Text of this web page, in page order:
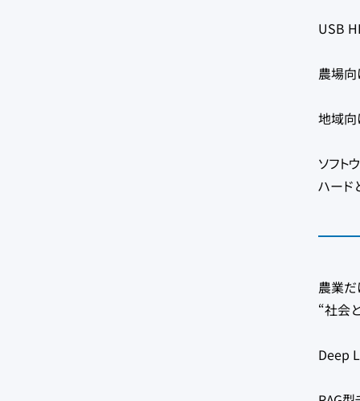
USB
農場向
地域向
ソフト
ハード
農業だ
“社会
Deep